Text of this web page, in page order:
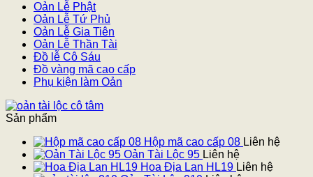
Oản Lễ Phật
Oản Lễ Tứ Phủ
Oản Lễ Gia Tiên
Oản Lễ Thần Tài
Đồ lễ Cô Sáu
Đồ vàng mã cao cấp
Phụ kiện làm Oản
Sản phẩm
Hộp mã cao cấp 08 Liên hệ
Oản Tài Lộc 95 Liên hệ
Hoa Địa Lan HL19 Liên hệ